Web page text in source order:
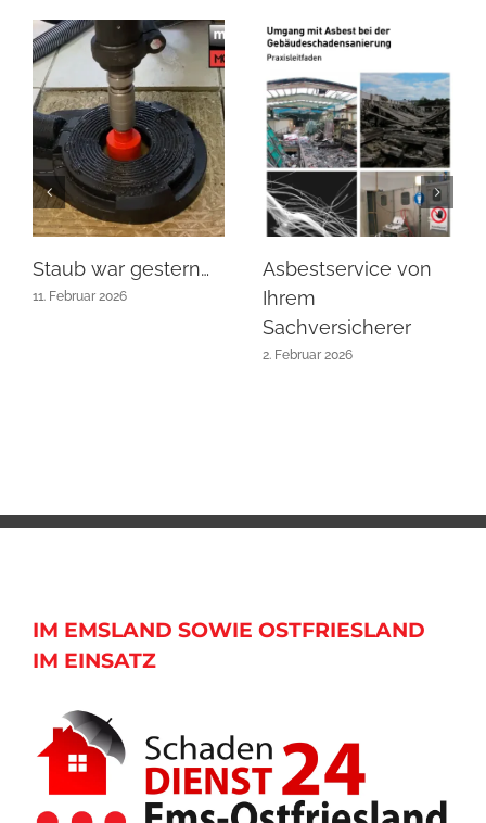
Staub war gestern…
11. Februar 2026
Asbestservice von
Ihrem
Sachversicherer
2. Februar 2026
IM EMSLAND SOWIE OSTFRIESLAND
IM EINSATZ